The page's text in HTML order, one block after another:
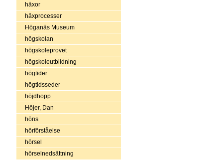
häxor
häxprocesser
Höganäs Museum
högskolan
högskoleprovet
högskoleutbildning
högtider
högtidsseder
höjdhopp
Höjer, Dan
höns
hörförståelse
hörsel
hörselnedsättning